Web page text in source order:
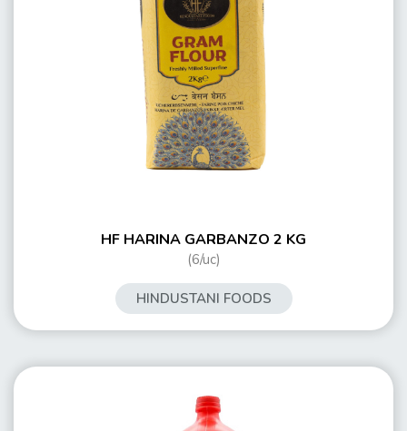
HF HARINA GARBANZO 2 KG
(6/uc)
HINDUSTANI FOODS